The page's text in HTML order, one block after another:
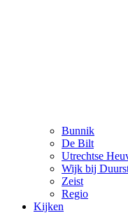
Bunnik
De Bilt
Utrechtse
Wijk bij
Zeist
Regio
Kijken